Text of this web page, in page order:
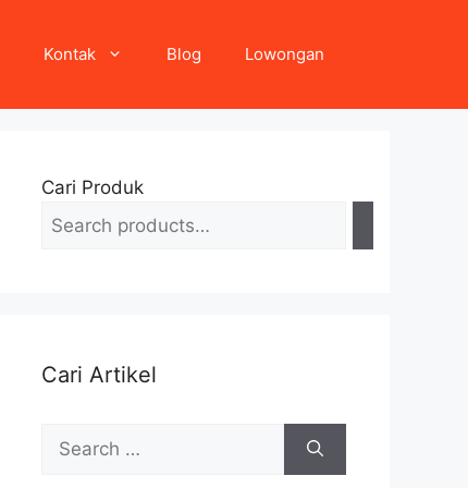
Kontak Blog Lowongan
Cari Produk
Cari Artikel
Search
for: